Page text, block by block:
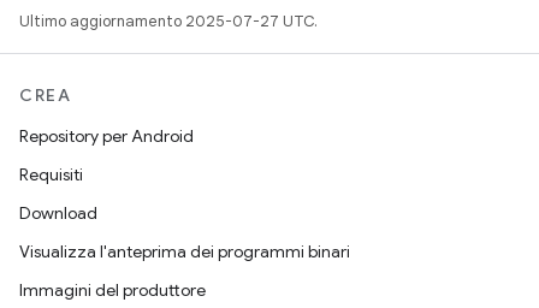
Ultimo aggiornamento 2025-07-27 UTC.
CREA
Repository per Android
Requisiti
Download
Visualizza l'anteprima dei programmi binari
Immagini del produttore